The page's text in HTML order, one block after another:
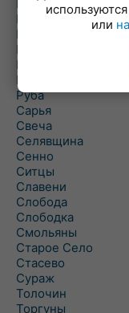
Погоща
Подсвилье
Полоцк
Поставы
Прозороки
Россоны
Руба
Сарья
Свеча
Селявщина
Сенно
Ситцы
Славени
Слобода
Слободка
Смольяны
Старое Село
Стасево
Сураж
Толочин
Торгуны
или